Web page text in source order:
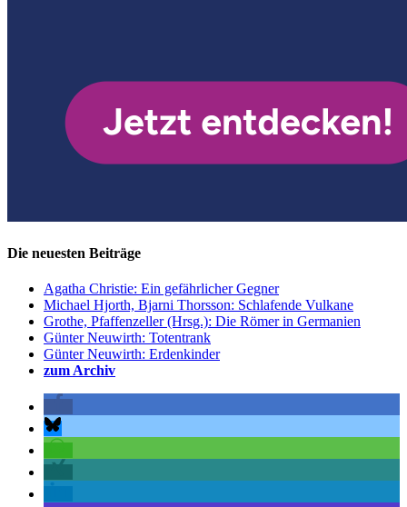
Die neuesten Beiträge
Agatha Christie: Ein gefährlicher Gegner
Michael Hjorth, Bjarni Thorsson: Schlafende Vulkane
Grothe, Pfaffenzeller (Hrsg.): Die Römer in Germanien
Günter Neuwirth: Totentrank
Günter Neuwirth: Erdenkinder
zum Archiv